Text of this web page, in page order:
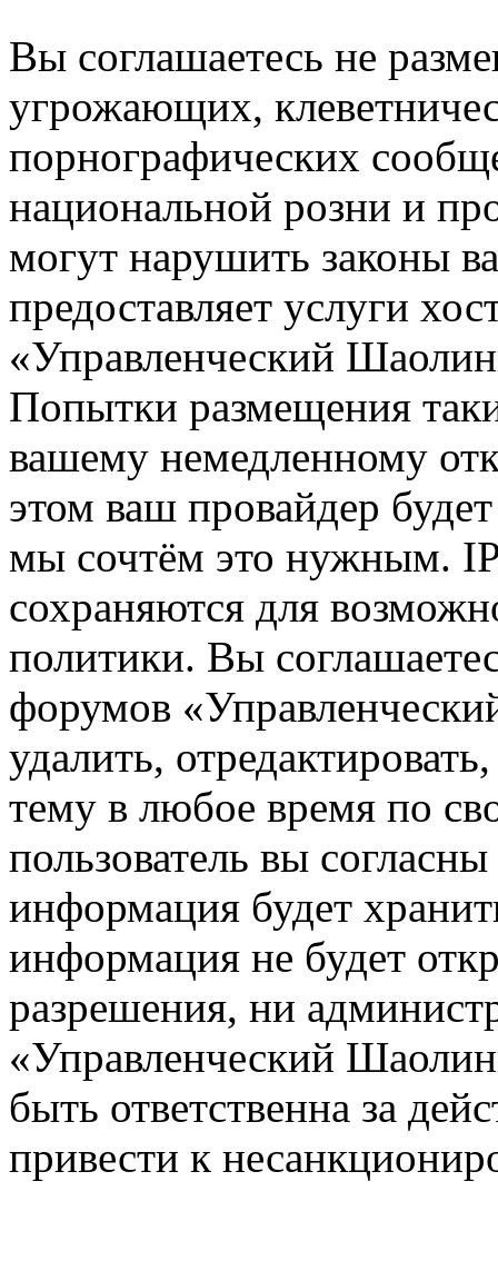
Вы соглашаетесь не
угрожающих,
порнографических
национальной розни и
могут нарушить законы
предоставляет услуги
«Управленческий
Попытки размещения
вашему немедленному
этом ваш провайдер
мы сочтём это нужным.
сохраняются для
политики. Вы
форумов
удалить,
тему в любое время по
пользователь вы
информация будет
информация не будет
разрешения, ни
«Управленческий
быть ответственна за
привести к